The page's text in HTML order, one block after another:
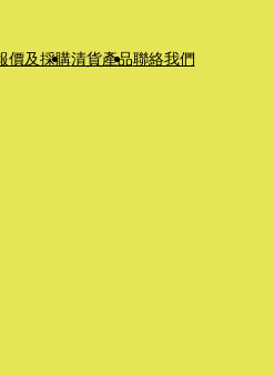
價及採購清貨產品聯絡我們